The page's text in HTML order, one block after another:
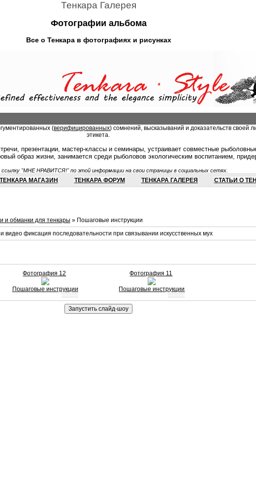
Тенкара Галерея
Фотографии альбома
Все о Тенкара в фотографиях и рисунках
(верифицированных) сомнений, высказываний и доказательств своей
этикета.
презентации, мастер-классы и семинары, устраивает совместные
образ жизни, занимается среди рыболовов экологическим воспитанием,
"МНЕ НРАВИТСЯ!" по этой информации на свои страницы в социальных сетях.
ТЕНКАРА МАГАЗИН ТЕНКАРА ФОРУМ ТЕНКАРА ГАЛЕРЕЯ СТАТЬИ О
и обманки для тенкары » Пошаговые инструкции
видео фиксация последовательности при связывании искусственных мух
Фотография 12
Пошаговые инструкции
Фотография 11
Пошаговые инструкции